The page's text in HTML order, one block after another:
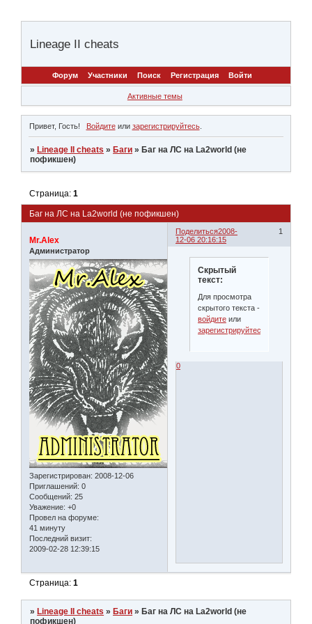
Lineage II cheats
Форум Участники Поиск Регистрация Войти
Активные темы
Привет, Гость! Войдитеили зарегистрируйтесь.
» Lineage II cheats » Баги » Баг на ЛС на La2world (не
пофикшен)
Баг на ЛС на La2world (не пофикшен)
Страница:1
Поделиться 1
2008-
12-06 20:16:15
Mr.Alex
Администратор
Зарегистрирован: 2008-12-06
Приглашений: 0
Сообщений: 25
Уважение: +0
Провел на форуме:
41 минуту
Последний визит:
2009-02-28 12:39:15
Скрытый
текст:
Для просмотра
скрытого текста -
войдитеили
зарегистрируйтесь
0
Страница:1
» Lineage II cheats » Баги » Баг на ЛС на La2world (не
пофикшен)